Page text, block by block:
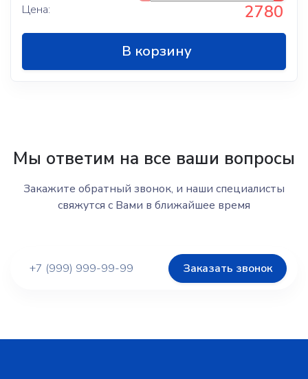
Цена:
2780
В корзину
Мы ответим на все ваши вопросы
Закажите обратный звонок, и наши специалисты
свяжутся с Вами в ближайшее время
Заказать звонок